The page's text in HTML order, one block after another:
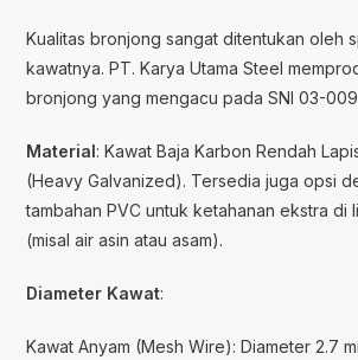
Kualitas bronjong sangat ditentukan oleh
kawatnya. PT. Karya Utama Steel
bronjong yang mengacu pada SNI 03-
Material: Kawat Baja Karbon Rendah
(Heavy Galvanized). Tersedia juga opsi
tambahan PVC untuk ketahanan ekstra di
(misal air asin atau asam).
Diameter Kawat:
Kawat Anyam (Mesh Wire): Diameter 2.7